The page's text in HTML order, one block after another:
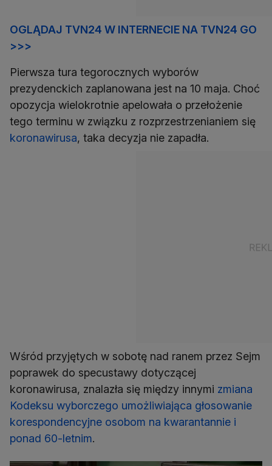
OGLĄDAJ TVN24 W INTERNECIE NA TVN24 GO
>>>
Pierwsza tura tegorocznych wyborów
prezydenckich zaplanowana jest na 10 maja. Choć
opozycja wielokrotnie apelowała o przełożenie
tego terminu w związku z rozprzestrzenianiem się
koronawirusa, taka decyzja nie zapadła.
Wśród przyjętych w sobotę nad ranem przez Sejm
poprawek do specustawy dotyczącej
koronawirusa, znalazła się między innymi zmiana
Kodeksu wyborczego umożliwiająca głosowanie
korespondencyjne osobom na kwarantannie i
ponad 60-letnim.